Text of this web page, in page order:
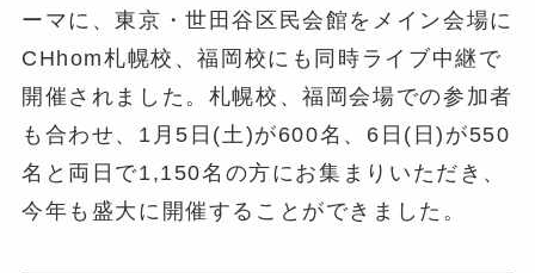
ーマに、東京・世田谷区民会館をメイン会場に
CHhom札幌校、福岡校にも同時ライブ中継で
開催されました。札幌校、福岡会場での参加者
も合わせ、1月5日(土)が600名、6日(日)が550
名と両日で1,150名の方にお集まりいただき、
今年も盛大に開催することができました。